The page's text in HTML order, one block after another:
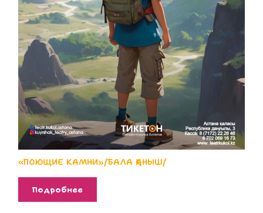
«ПОЮЩИЕ КАМНИ»/БАЛА ҚАНЫШ/
Подробнее